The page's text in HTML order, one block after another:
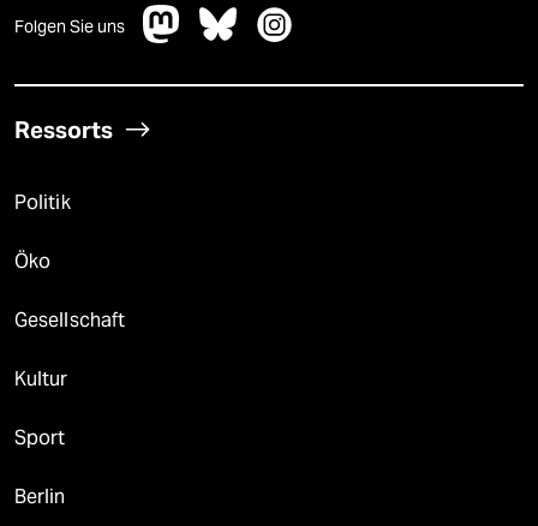
Folgen Sie uns
Ressorts
Politik
Öko
Gesellschaft
Kultur
Sport
Berlin